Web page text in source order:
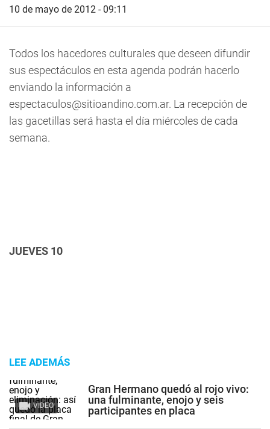
10 de mayo de 2012 - 09:11
Todos los hacedores culturales que deseen difundir
sus espectáculos en esta agenda podrán hacerlo
enviando la información a
espectaculos@sitioandino.com.ar. La recepción de
las gacetillas será hasta el día miércoles de cada
semana.
JUEVES 10
LEE ADEMÁS
VIDEO
Gran Hermano quedó al rojo vivo:
una fulminante, enojo y seis
participantes en placa